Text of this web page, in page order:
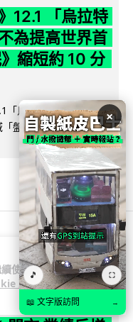
使用
政
12.1 「烏拉特
為提高世界首
縮短約 10 分
「烏拉特克的詛咒」將
盤蛇島」、地城「毒牙
×
🎵 ⛶
📖 文字版訪問 →